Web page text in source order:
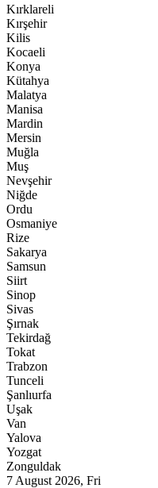
Kırklareli
Kırşehir
Kilis
Kocaeli
Konya
Kütahya
Malatya
Manisa
Mardin
Mersin
Muğla
Muş
Nevşehir
Niğde
Ordu
Osmaniye
Rize
Sakarya
Samsun
Siirt
Sinop
Sivas
Şırnak
Tekirdağ
Tokat
Trabzon
Tunceli
Şanlıurfa
Uşak
Van
Yalova
Yozgat
Zonguldak
7 August 2026, Fri